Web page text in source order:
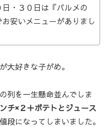
・３０日は『パルメの
安いメニューがありまし
大好きな子がめ。
列を一生懸命並んでしま
チ×２＋ポテトとジュース
段になってしまいました。